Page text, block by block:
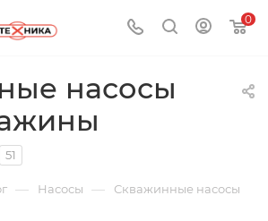
0
насосы
51
— Насосы — Скважинные насосы